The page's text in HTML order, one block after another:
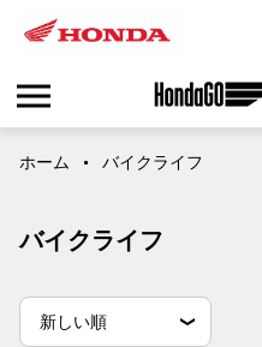
ホーム バイクライフ
バイクライフ
並
並べ替え条件
新しい順